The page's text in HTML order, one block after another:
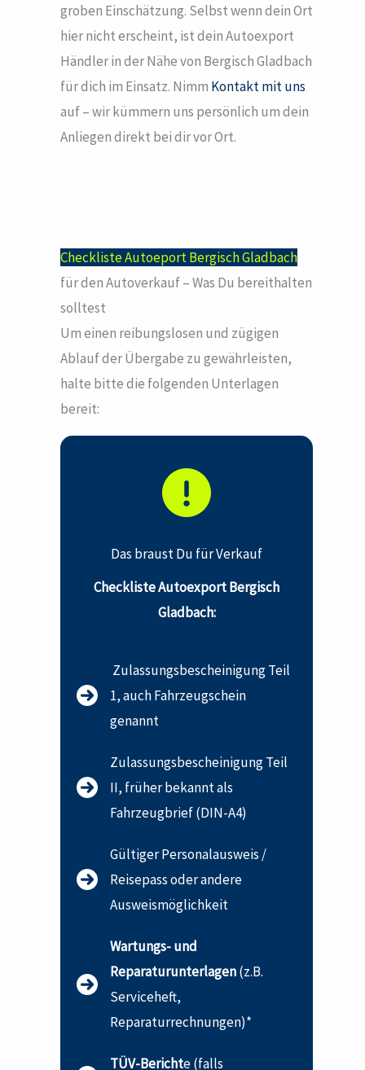
groben Einschätzung. Selbst wenn dein Ort
hier nicht erscheint, ist dein Autoexport
Händler in der Nähe von Bergisch Gladbach
für dich im Einsatz. Nimm Kontakt mit uns
auf – wir kümmern uns persönlich um dein
Anliegen direkt bei dir vor Ort.
Checkliste Autoeport Bergisch Gladbach
für den Autoverkauf – Was Du bereithalten
solltest
Um einen reibungslosen und zügigen
Ablauf der Übergabe zu gewährleisten,
halte bitte die folgenden Unterlagen
bereit:
Das braust Du für Verkauf
Checkliste Autoexport Bergisch
Gladbach:
Zulassungsbescheinigung Teil
1, auch Fahrzeugschein
genannt
Zulassungsbescheinigung Teil
II, früher bekannt als
Fahrzeugbrief (DIN-A4)
Gültiger Personalausweis /
Reisepass oder andere
Ausweismöglichkeit
Wartungs- und
Reparaturunterlagen(z.B.
Serviceheft,
Reparaturrechnungen)*
TÜV-Berichte (falls